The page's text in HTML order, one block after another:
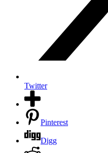
Twitter
Pinterest
Digg